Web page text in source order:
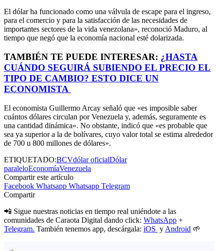
El dólar ha funcionado como una válvula de escape para el ingreso,
para el comercio y para la satisfacción de las necesidades de
importantes sectores de la vida venezolana», reconoció Maduro, al
tiempo que negó que la economía nacional esté dolarizada.
TAMBIÉN TE PUEDE INTERESAR: ¿HASTA
CUÁNDO SEGUIRÁ SUBIENDO EL PRECIO EL
TIPO DE CAMBIO? ESTO DICE UN
ECONOMISTA
El economista Guillermo Arcay señaló que «es imposible saber
cuántos dólares circulan por Venezuela y, además, seguramente es
una cantidad dinámica». No obstante, indicó que «es probable que
sea ya superior a la de bolívares, cuyo valor total se estima alrededor
de 700 u 800 millones de dólares».
ETIQUETADO:BCVdólar oficialDólar
paraleloEconomíaVenezuela
Compartir este artículo
Facebook Whatsapp Whatsapp Telegram
Compartir
📲 Sigue nuestras noticias en tiempo real uniéndote a las
comunidades de Caraota Digital dando click: WhatsApp +
Telegram. También tenemos app, descárgala: iOS y Android 🌱